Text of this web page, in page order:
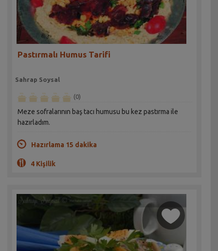
Pastırmalı Humus Tarifi
Sahrap Soysal
(0)
Meze sofralarının baş tacı humusu bu kez pastırma ile
hazırladım.
Hazırlama 15 dakika
4 Kişilik